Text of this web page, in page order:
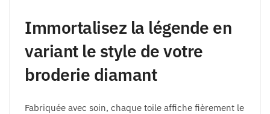
Immortalisez la légende en
variant le style de votre
broderie diamant
Fabriquée avec soin, chaque toile affiche fièrement le